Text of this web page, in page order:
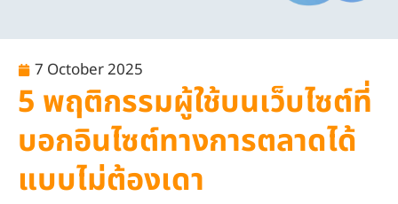
7 October 2025
5 พฤติกรรมผู้ใช้บนเว็บไซต์ที่
บอกอินไซต์ทางการตลาดได้
แบบไม่ต้องเดา